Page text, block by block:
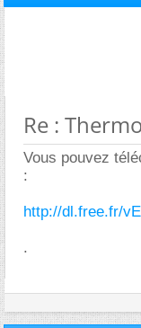
Re :
Vous pouvez
:
http://dl.free.fr/
.